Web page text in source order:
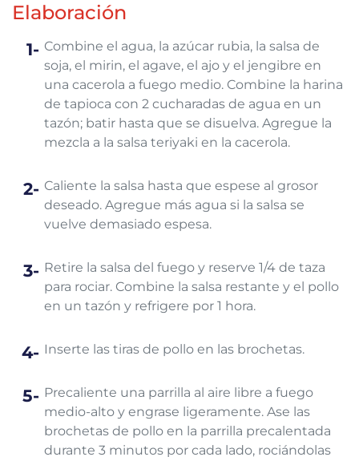
Elaboración
Combine el agua, la azúcar rubia, la salsa de
soja, el mirin, el agave, el ajo y el jengibre en
una cacerola a fuego medio. Combine la harina
de tapioca con 2 cucharadas de agua en un
tazón; batir hasta que se disuelva. Agregue la
mezcla a la salsa teriyaki en la cacerola.
Caliente la salsa hasta que espese al grosor
deseado. Agregue más agua si la salsa se
vuelve demasiado espesa.
Retire la salsa del fuego y reserve 1/4 de taza
para rociar. Combine la salsa restante y el pollo
en un tazón y refrigere por 1 hora.
Inserte las tiras de pollo en las brochetas.
Precaliente una parrilla al aire libre a fuego
medio-alto y engrase ligeramente. Ase las
brochetas de pollo en la parrilla precalentada
durante 3 minutos por cada lado, rociándolas